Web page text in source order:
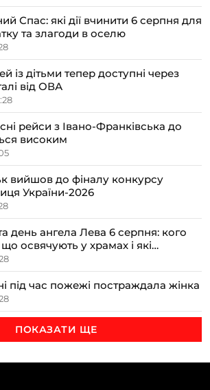
Спас: які дії вчинити 6 серпня для
та злагоди в оселю
із дітьми тепер доступні через
від ОВА
рейси з Івано-Франківська до
високим
вийшов до фіналу конкурсу
України-2026
день ангела Лева 6 серпня: кого
що освячують у храмах і які
осінь
під час пожежі постраждала жінка
ПОКАЗАТИ ЩЕ